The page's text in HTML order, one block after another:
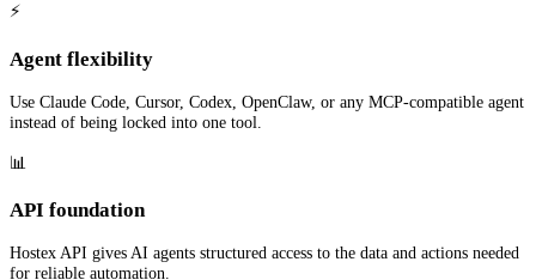
⚡
Agent flexibility
Use Claude Code, Cursor, Codex, OpenClaw, or any MCP-compatible agent
instead of being locked into one tool.
📊
API foundation
Hostex API gives AI agents structured access to the data and actions needed
for reliable automation.